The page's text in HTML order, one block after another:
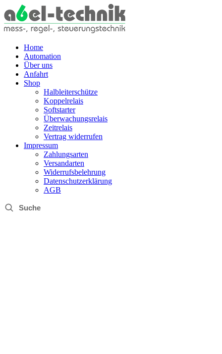
Home
Automation
Über uns
Anfahrt
Shop
Halbleiterschütze
Koppelrelais
Softstarter
Überwachungsrelais
Zeitrelais
Vertrag widerrufen
Impressum
Zahlungsarten
Versandarten
Widerrufsbelehrung
Datenschutzerklärung
AGB
Suche